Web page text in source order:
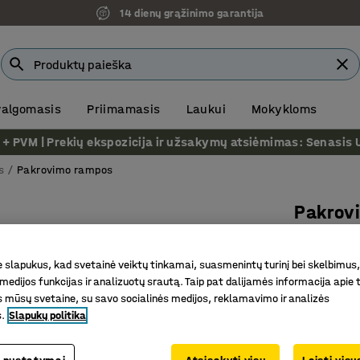
14 dienų grąžinimo garantija
Priimamasis Laukui Mokykloms
PVM | Prekių ekspozicija ir užsakymų atsiėmimas: Senasis
Pakrovimo rampos
750
Prekės
Lenkta
Idealiai
slapukus, kad svetainė veiktų tinkamai, suasmenintų turinį bei
funkcijas ir analizuotų srautą. Taip pat dalijamės informacija apie
mūsų svetaine, su savo socialinės medijos, reklamavimo ir analizės
Slapukų politika